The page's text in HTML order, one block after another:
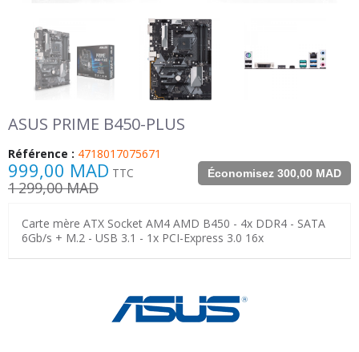
ASUS PRIME B450-PLUS
Référence : 4718017075671
Économisez 300,00 MAD
999,00 MAD TTC
1 299,00 MAD
Carte mère ATX Socket AM4 AMD B450 - 4x DDR4 - SATA
6Gb/s + M.2 - USB 3.1 - 1x PCI-Express 3.0 16x